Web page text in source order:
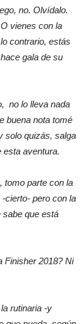
no. Olvídalo.
vienes con la
contrario, estás
gala de su
no lo lleva nada
buena nota tomé
solo quizás, salga
esta aventura.
tomo parte con la
cierto- pero con la
sabe que está
Finisher 2018? Ni
rutinaria -y